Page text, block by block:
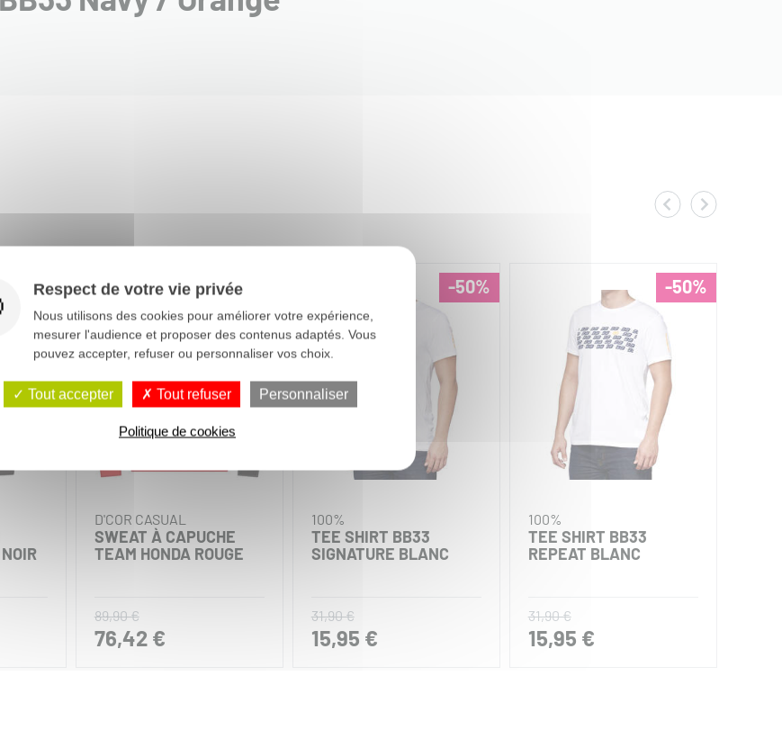
-15% -15%
D'COR CASUAL
SWEAT À CAPUCHE
TEAM HONDA ROUGE
89,90 €
76,42 €
-50%
100%
TEE SHIRT BB33
SIGNATURE BLANC
31,90 €
15,95 €
-50%
100%
TEE SHIRT BB33
REPEAT BLANC
31,90 €
15,95 €
Respect de votre vie privée
Nous utilisons des cookies pour améliorer votre expérience,
mesurer l'audience et proposer des contenus adaptés. Vous
pouvez accepter, refuser ou personnaliser vos choix.
Tout accepter Tout refuser Personnaliser
Politique de cookies